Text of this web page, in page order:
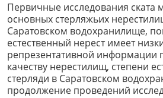
Первичные исследования ската
основных стерляжьих
Саратовском водохранилище,
естественный нерест имеет
репрезентативной информации
качеству нерестилищ, степени
стерляди в Саратовском
продолжение проведений